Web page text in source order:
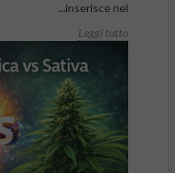
inserisce nel...
Leggi tutto